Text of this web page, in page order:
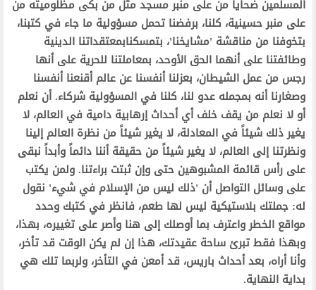
المسلمين ضحايا من على منبر مسجد مثل من بكى مظلوميته من
على منبر حسينية، كلنا، برفضنا تحمل مسؤولية ما جاء في كتبنا،
بتخوفنا من مناقشة 'مشايخنا'، بتمسكنابمعتقداتنا الدينية
وطائفتنا على أنهما الحق الأوحد، بمعاملتنا للحرية على أنها
رجس من عمل الشيطان، بعزلنا أنفسنا عن عالم أقنعنا أنفسنا
وصغارنا أنه بمجمله عدو لنا، كلنا في المسؤولية شركاء. أن نعلم
أو لا نعلم من يقف خلف أي أحداث إرهابية دامية في العالم، لا
يغير ذلك شيئاً في المعادلة، لا يغير شيئاً من نظرة العالم إلينا
ونظرتنا إلى العالم، لا يغير شيئاً من حقيقة أننا دائماً وأبداً نبقى
على رأس قائمة المشبوهين حتى وإن ثبتت براءتنا. ولمن يكتب
على وسائل التواصل أن 'ذلك ليس من الإسلام في شيء' نقول
له: جملتك بلاستيكية ليس لها طعم، فانظر في كتبك وحدد
مواقع الخطر واعترف بما أوصلك إلى هنا وأصر على تغييره، بهذا،
وبهذا فقط تبرئ ساحة عقيدتك، هذا إن لم يكن الوقت قد تأخر،
وأنا أراه، بعد أحداث باريس، قد أمعن في التأخر، ولربما تلك هي
بداية النهاية.